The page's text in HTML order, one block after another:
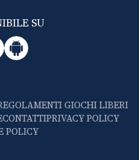
SU
GIOCHI LIBERI
CONTATTIPRIVACY POLICY
POLICY